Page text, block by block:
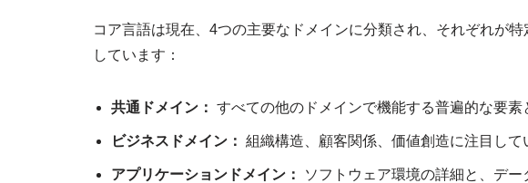
コア言語は現在、4つの主要なドメインに分類され、それぞれが
しています：
共通ドメイン： すべての他のドメインで機能する普遍的な要素
ビジネスドメイン： 組織構造、顧客関係、価値創造に注目して
アプリケーションドメイン：
ソフトウェア環境の詳細と、デ